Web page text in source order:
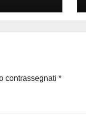
contrassegnati *